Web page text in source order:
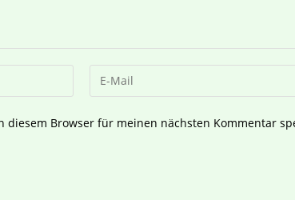
diesem Browser für meinen nächsten Kommentar